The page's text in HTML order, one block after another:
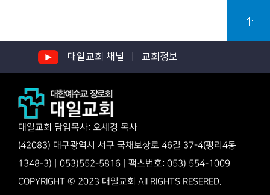
대일교회 채널 | 교회정보
대일교회 담임목사: 오세경 목사
(42083) 대구광역시 서구 국채보상로 46길 37-4(평리4동
1348-3) | 053)552-5816 | 팩스번호: 053) 554-1009
COPYRIGHT © 2023 대일교회 All RIGHTS RESERED.